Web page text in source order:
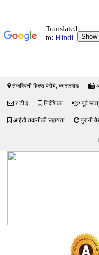
तेजस्विनी हिल्स पेरीये, कासरगोड
र टी इ निर्देशिका पूर्व
आईटी तकनीकी सहायता पुरानी